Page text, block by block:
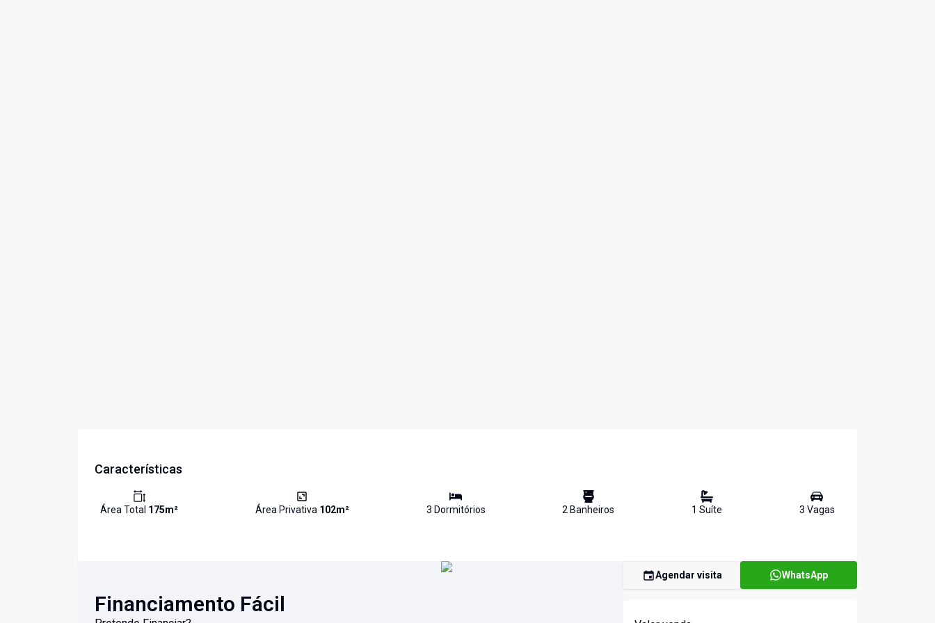
Características
Área Total 175m² Área Privativa 102m² 3 Dormitórios 2 Banheiros 1 Suíte 3 Vagas
Financiamento Fácil
Agendar visita WhatsApp